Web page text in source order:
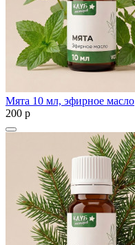
Мята 10 мл, эфирное масло
200 p